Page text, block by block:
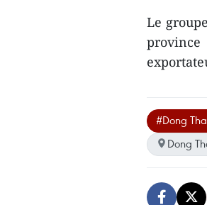
Le
#Dong
Dong